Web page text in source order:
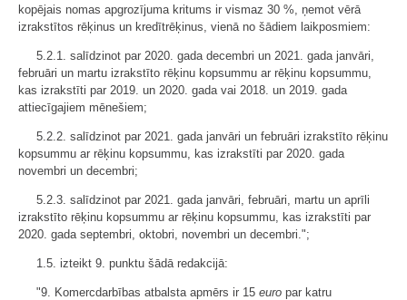
kopējais nomas apgrozījuma kritums ir vismaz 30 %, ņemot vērā
izrakstītos rēķinus un kredītrēķinus, vienā no šādiem laikposmiem:
5.2.1. salīdzinot par 2020. gada decembri un 2021. gada janvāri,
februāri un martu izrakstīto rēķinu kopsummu ar rēķinu kopsummu,
kas izrakstīti par 2019. un 2020. gada vai 2018. un 2019. gada
attiecīgajiem mēnešiem;
5.2.2. salīdzinot par 2021. gada janvāri un februāri izrakstīto rēķinu
kopsummu ar rēķinu kopsummu, kas izrakstīti par 2020. gada
novembri un decembri;
5.2.3. salīdzinot par 2021. gada janvāri, februāri, martu un aprīli
izrakstīto rēķinu kopsummu ar rēķinu kopsummu, kas izrakstīti par
2020. gada septembri, oktobri, novembri un decembri.";
1.5. izteikt 9. punktu šādā redakcijā:
"9. Komercdarbības atbalsta apmērs ir 15 euro par katru